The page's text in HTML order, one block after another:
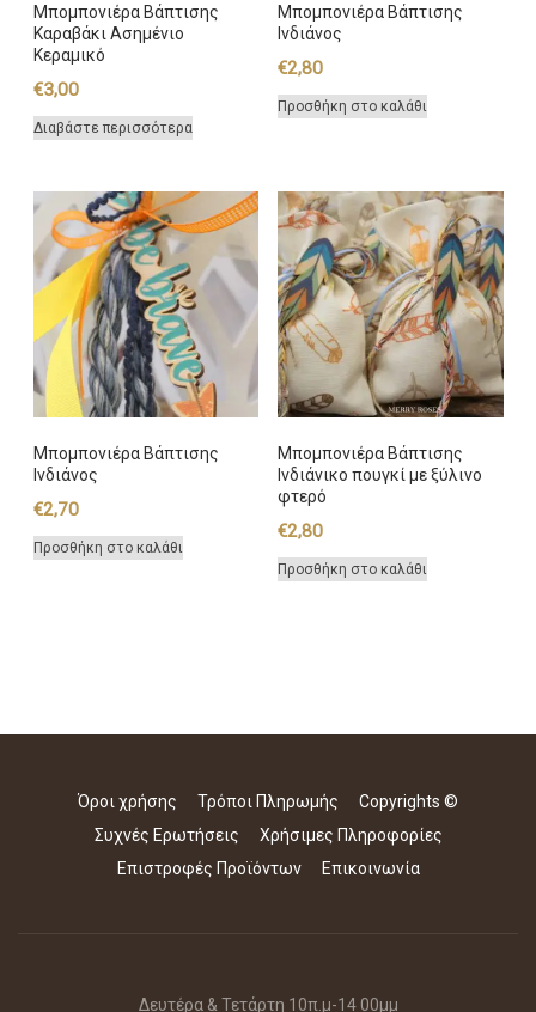
Μπομπονιέρα Βάπτισης
Καραβάκι Ασημένιο
Κεραμικό
€3,00
Διαβάστε περισσότερα
Μπομπονιέρα Βάπτισης
Ινδιάνος
€2,80
Προσθήκη στο καλάθι
Μπομπονιέρα Βάπτισης
Ινδιάνος
€2,70
Προσθήκη στο καλάθι
Μπομπονιέρα Βάπτισης
Ινδιάνικο πουγκί με ξύλινο
φτερό
€2,80
Προσθήκη στο καλάθι
Όροι χρήσης Τρόποι Πληρωμής
Copyrights ©
Συχνές Ερωτήσεις
Χρήσιμες Πληροφορίες
Επιστροφές Προϊόντων
Επικοινωνία
Δευτέρα & Τετάρτη 10π.μ-14 00μμ